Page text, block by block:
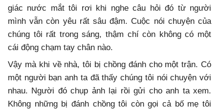
giác nước mắt tôi rơi khi nghe câu hỏi đó từ người
mình vẫn còn yêu rất sâu đậm. Cuộc nói chuyện của
chúng tôi rất trong sáng, thậm chí còn không có một
cái động chạm tay chân nào.
Vậy mà khi về nhà, tôi bị chồng đánh cho một trận. Có
một người bạn anh ta đã thấy chúng tôi nói chuyện với
nhau. Người đó chụp ảnh lại rồi gửi cho anh ta xem.
Không những bị đánh chồng tôi còn gọi cả bố mẹ tôi